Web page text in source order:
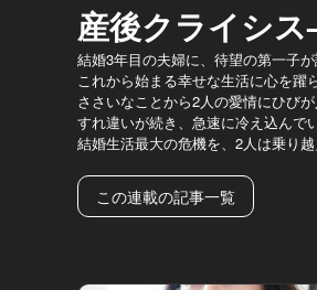
産後クライシ
結婚3年目の夫婦に、待望の第一子が
これから始まる幸せな生活に心を躍
ささいなことから2人の愛情にひびが
すれ違いが続き、急速に冷え込んで
結婚生活最大の危機を、2人は乗り
この連載の記事一覧